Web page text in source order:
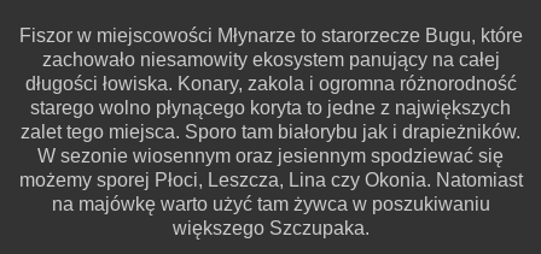
Fiszor w miejscowości Młynarze to starorzecze Bugu, które
zachowało niesamowity ekosystem panujący na całej
długości łowiska. Konary, zakola i ogromna różnorodność
starego wolno płynącego koryta to jedne z największych
zalet tego miejsca. Sporo tam białorybu jak i drapieżników.
W sezonie wiosennym oraz jesiennym spodziewać się
możemy sporej Płoci, Leszcza, Lina czy Okonia. Natomiast
na majówkę warto użyć tam żywca w poszukiwaniu
większego Szczupaka.